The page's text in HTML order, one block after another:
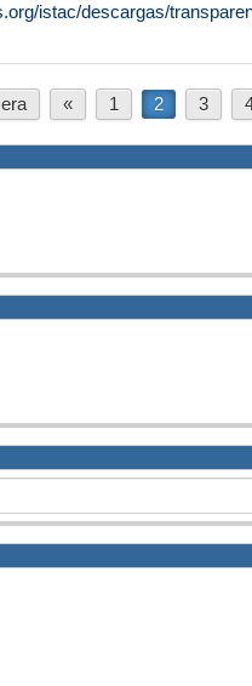
istac/descargas/
« 1 2 3